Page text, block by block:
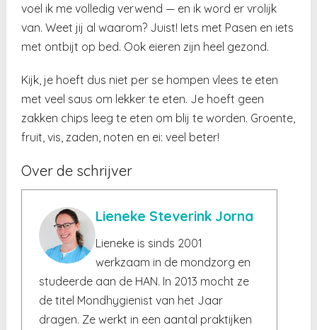
voel ik me volledig verwend — en ik word er vrolijk
van. Weet jij al waarom? Juist! Iets met Pasen en iets
met ontbijt op bed. Ook eieren zijn heel gezond.
Kijk, je hoeft dus niet per se hompen vlees te eten
met veel saus om lekker te eten. Je hoeft geen
zakken chips leeg te eten om blij te worden. Groente,
fruit, vis, zaden, noten en ei: veel beter!
Over de schrijver
Lieneke Steverink Jorna
Lieneke is sinds 2001
werkzaam in de mondzorg en
studeerde aan de HAN. In 2013 mocht ze
de titel Mondhygienist van het Jaar
dragen. Ze werkt in een aantal praktijken